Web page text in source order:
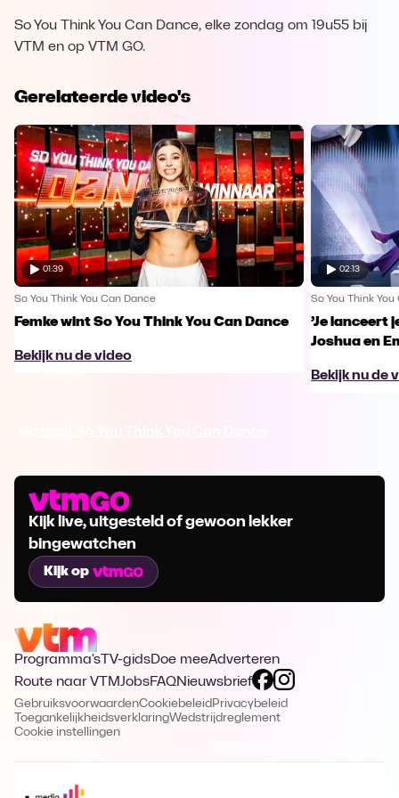
So You Think You Can Dance, elke zondag om 19u55 bij
VTM en op VTM GO.
Gerelateerde video's
01:39
So You Think You Can Dance
Femke wint So You Think You Can Dance
Bekijk nu de video
02:13
So You Think You
’Je lanceert
Joshua en
Bekijk nu de
Kijk live, uitgesteld of gewoon lekker
bingewatchen
Kijk op
Programma's TV-gidsDoe meeAdverteren
Route naar VTMJobsFAQNieuwsbrief
GebruiksvoorwaardenCookiebeleid Privacybeleid
ToegankelijkheidsverklaringWedstrijdreglement
Cookie instellingen